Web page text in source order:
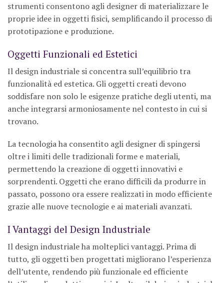
strumenti consentono agli designer di materializzare le
proprie idee in oggetti fisici, semplificando il processo di
prototipazione e produzione.
Oggetti Funzionali ed Estetici
Il design industriale si concentra sull’equilibrio tra
funzionalità ed estetica. Gli oggetti creati devono
soddisfare non solo le esigenze pratiche degli utenti, ma
anche integrarsi armoniosamente nel contesto in cui si
trovano.
La tecnologia ha consentito agli designer di spingersi
oltre i limiti delle tradizionali forme e materiali,
permettendo la creazione di oggetti innovativi e
sorprendenti. Oggetti che erano difficili da produrre in
passato, possono ora essere realizzati in modo efficiente
grazie alle nuove tecnologie e ai materiali avanzati.
I Vantaggi del Design Industriale
Il design industriale ha molteplici vantaggi. Prima di
tutto, gli oggetti ben progettati migliorano l’esperienza
dell’utente, rendendo più funzionale ed efficiente